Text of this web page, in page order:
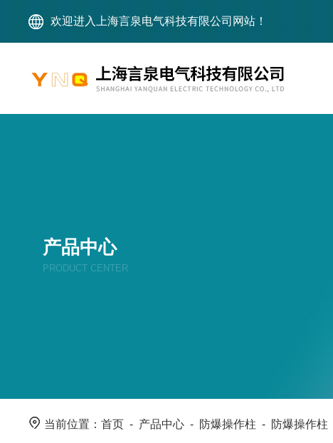
欢迎进入上海言泉电气科技有限公司网站！
产品中心
PRODUCT CENTER
当前位置：首页 - 产品中心 - 防爆操作柱 - 防爆操作柱